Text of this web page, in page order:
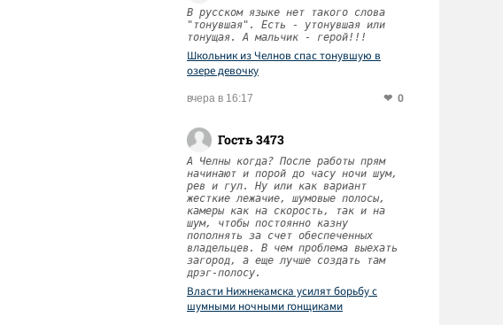
В русском языке нет такого слова
"тонувшая". Есть - утонувшая или
тонущая. А мальчик - герой!!!
Школьник из Челнов спас тонувшую в
озере девочку
вчера в 16:17 0
Гость 3473
А Челны когда? После работы прям
начинают и порой до часу ночи шум,
рев и гул. Ну или как вариант
жесткие лежачие, шумовые полосы,
камеры как на скорость, так и на
шум, чтобы постоянно казну
пополнять за счет обеспеченных
владельцев. В чем проблема выехать
загород, а еще лучше создать там
дрэг-полосу.
Власти Нижнекамска усилят борьбу с
шумными ночными гонщиками